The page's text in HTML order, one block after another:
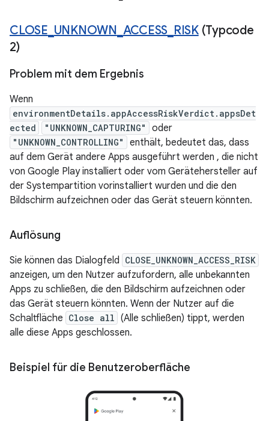
CLOSE UNKNOWN ACCESS RISK(Typcode
2)
Problem mit dem Ergebnis
Wenn
environmentDetails.appAccessRiskVerdict.appsDet
ected
"UNKNOWN_CAPTURING" oder
"UNKNOWN_CONTROLLING"
enthält, bedeutet das, dass
auf dem Gerät andere Apps ausgeführt werden , die nicht
von Google Play installiert oder vom Gerätehersteller auf
der Systempartition vorinstalliert wurden und die den
Bildschirm aufzeichnen oder das Gerät steuern könnten.
Auflösung
Sie können das Dialogfeld CLOSE_UNKNOWN_ACCESS_RISK
anzeigen, um den Nutzer aufzufordern, alle unbekannten
Apps zu schließen, die den Bildschirm aufzeichnen oder
das Gerät steuern könnten. Wenn der Nutzer auf die
Schaltfläche Close all (Alle schließen) tippt, werden
alle diese Apps geschlossen.
Beispiel für die Benutzeroberfläche